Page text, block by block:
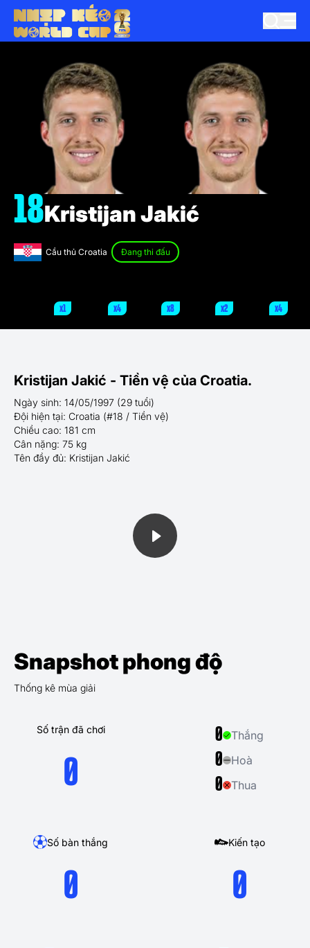
Cầu thủ Croatia Đang thi đấu
18Kristijan Jakić
x1 x4 x8 x2 x4
Kristijan Jakić - Tiền vệ của Croatia.
Ngày sinh: 14/05/1997 (29 tuổi)
Đội hiện tại: Croatia (#18 / Tiền vệ)
Chiều cao: 181 cm
Cân nặng: 75 kg
Tên đầy đủ: Kristijan Jakić
Snapshot phong độ
Thống kê mùa giải
Số trận đã chơi
0
Số bàn thắng
0
Kiến tạo
0
0 Thắng
0 Hoà
0 Thua